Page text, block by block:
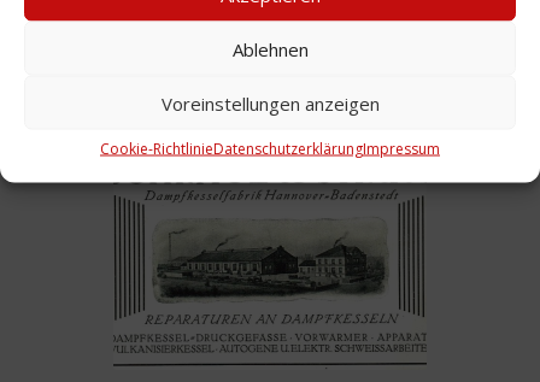
Ablehnen
Voreinstellungen anzeigen
Cookie-RichtlinieDatenschutzerklärungImpressum
Kesselfabrik, 1901-1954